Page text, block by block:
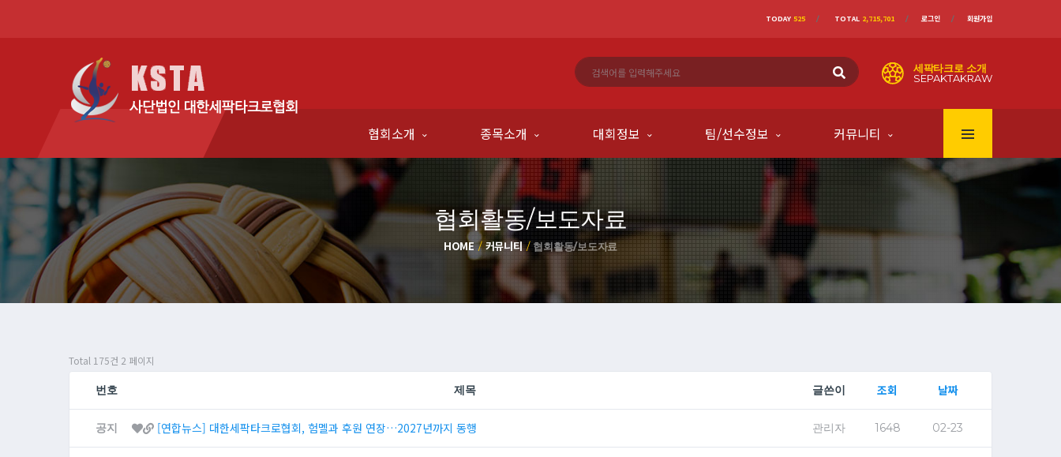
TODAY 525 TOTAL 2,715,701 로그인 회원가입
세팍타크로 소개
SEPAKTAKRAW
협회소개 종목소개 대회정보 팀/선수정보 커뮤니티
협회활동/보도자료
HOME 커뮤니티 협회활동/보도자료
Total 175건 2 페이지
번호 제목 글쓴이 조회 날짜
공지 [연합뉴스] 대한세팍타크로협회, 험멜과 후원 연장…2027년까지 동행 관리자 1648 02-23